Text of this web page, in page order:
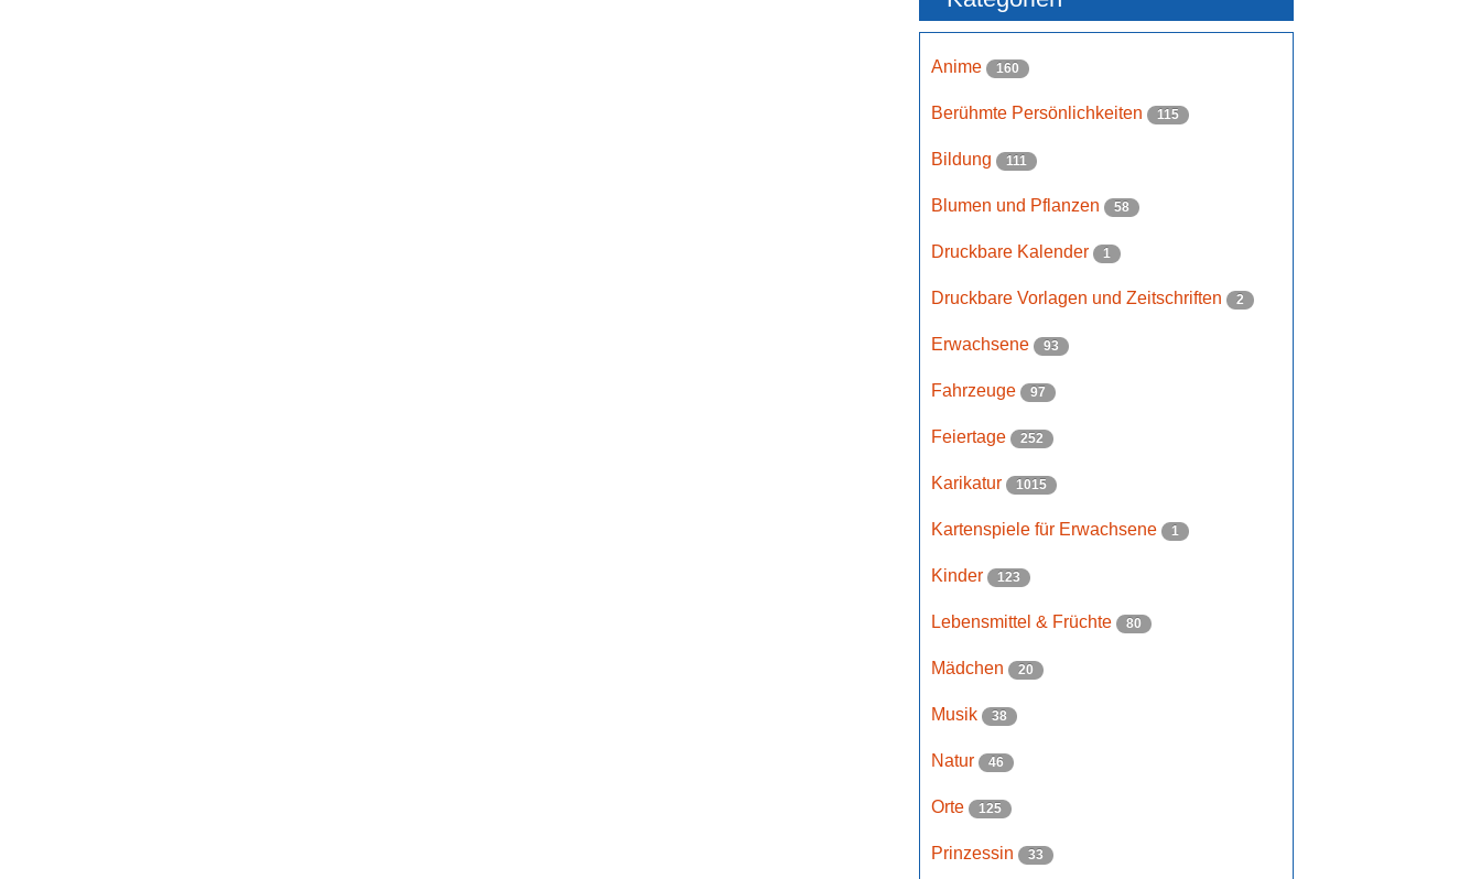
Anime 160
Berühmte Persönlichkeiten 115
Bildung 111
Blumen und Pflanzen 58
Druckbare Kalender 1
Druckbare Vorlagen und Zeitschriften 2
Erwachsene 93
Fahrzeuge 97
Feiertage 252
Karikatur 1015
Kartenspiele für Erwachsene 1
Kinder 123
Lebensmittel & Früchte 80
Mädchen 20
Musik 38
Natur 46
Orte 125
Prinzessin 33